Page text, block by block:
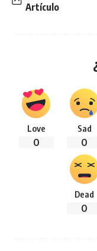
Artículo
Love
0
Sad
0
Dead
0